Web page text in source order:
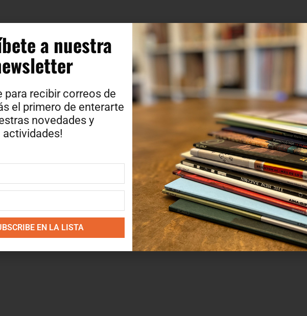
a nuestra
para recibir correos de
el primero de enterarte
novedades y
actividades!
EN LA LISTA